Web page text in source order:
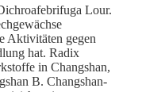
Lour.
Aktivitäten gegen
hat. Radix
in Changshan,
B. Changshan-